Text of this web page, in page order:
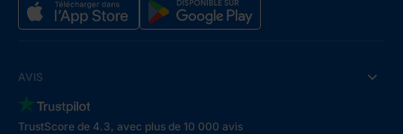
AVIS
TrustScore de 4.3, avec plus de 10 000 avis